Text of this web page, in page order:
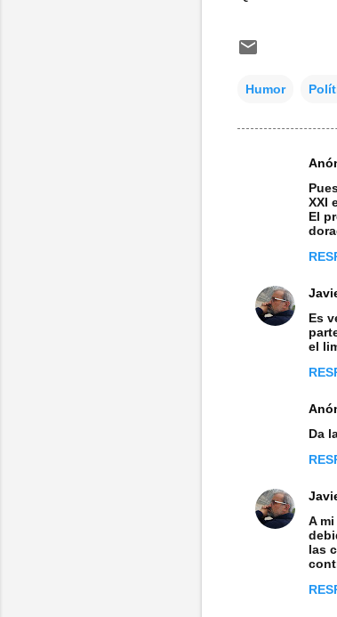
Humor
t
a
XXI
El
Es
el
Da
A
las